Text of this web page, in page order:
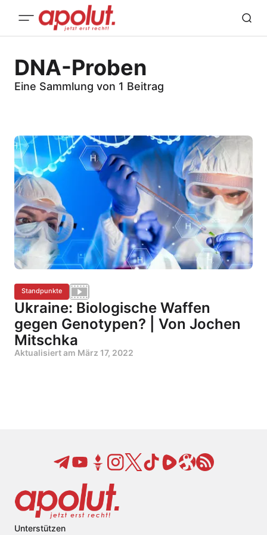
DNA-Proben
Eine Sammlung von 1 Beitrag
Standpunkte
Ukraine: Biologische Waffen
gegen Genotypen? | Von Jochen
Mitschka
Aktualisiert am März 17, 2022
Unterstützen